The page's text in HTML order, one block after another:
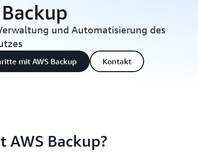
und Automatisierung des
mit AWS Backup Kontakt
AWS Backup?